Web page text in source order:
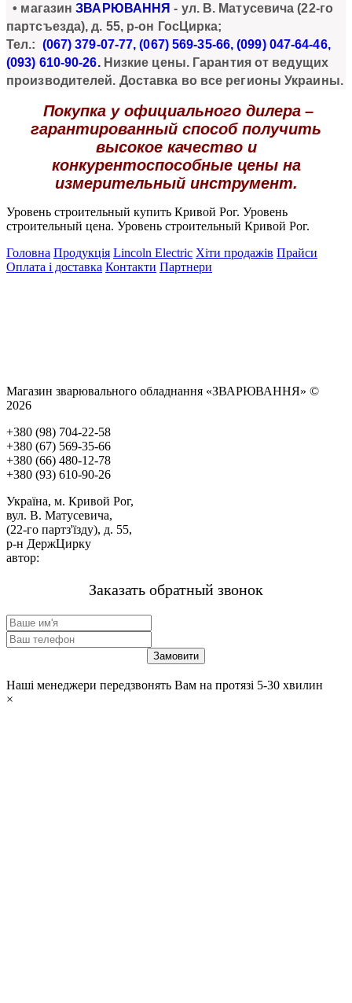
• магазинЗВАРЮВАННЯ - ул. В. Матусевича (22-го
партсъезда), д. 55, р-он ГосЦирка;
Тел.: (067) 379-07-77, (067) 569-35-66, (099) 047-64-46,
(093) 610-90-26. Низкие цены. Гарантия от ведущих
производителей. Доставка во все регионы Украины.
Покупка у официального дилера –
гарантированный способ получить
высокое качество и
конкурентоспособные цены на
измерительный инструмент.
Уровень строительный купить Кривой Рог. Уровень
строительный цена. Уровень строительный Кривой Рог.
Головна Продукція Lincoln Electric Хіти продажів Прайси
Оплата і доставка Контакти Партнери
Магазин зварювального обладнання «ЗВАРЮВАННЯ» ©
2026
+380 (98) 704-22-58
+380 (67) 569-35-66
+380 (66) 480-12-78
+380 (93) 610-90-26
Україна, м. Кривой Рог,
вул. В. Матусевича,
(22-го партз'їзду), д. 55,
р-н ДержЦирку
автор:
Заказать обратный звонок
Наші менеджери передзвонять Вам на протязі 5-30 хвилин
×